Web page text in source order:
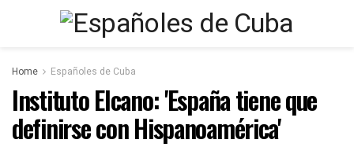
Home Españoles de Cuba
Instituto Elcano: 'España tiene que
definirse con Hispanoamérica'